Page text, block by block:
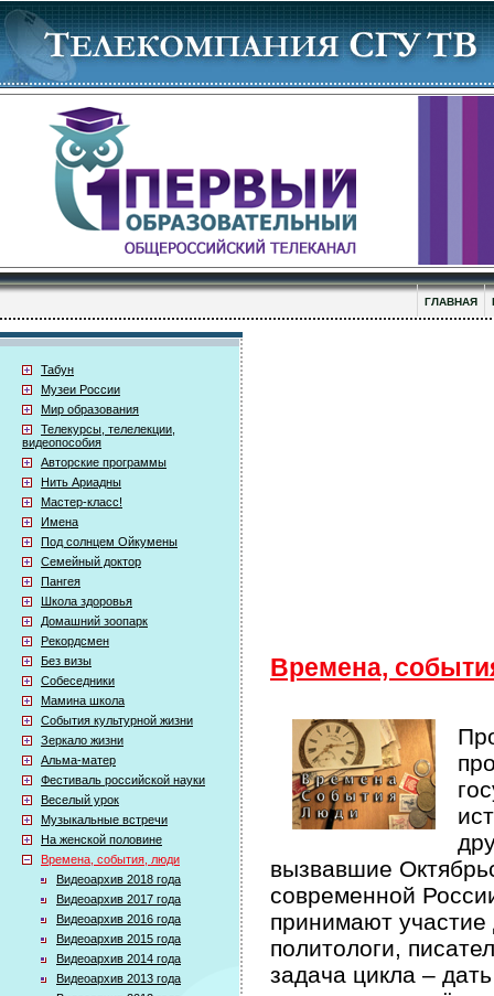
ГЛАВНАЯ
Табун
Музеи России
Мир образования
Телекурсы, телелекции,
видеопособия
Авторские программы
Нить Ариадны
Мастер-класс!
Имена
Под солнцем Ойкумены
Семейный доктор
Пангея
Школа здоровья
Домашний зоопарк
Рекордсмен
Без визы
Собеседники
Мамина школа
События культурной жизни
Зеркало жизни
Альма-матер
Фестиваль российской науки
Веселый урок
Музыкальные встречи
На женской половине
Времена, события, люди
Видеоархив 2018 года
Видеоархив 2017 года
Видеоархив 2016 года
Видеоархив 2015 года
Видеоархив 2014 года
Видеоархив 2013 года
Времена,
вызвавшие
современной
принимают участие
политологи,
задача цикла –